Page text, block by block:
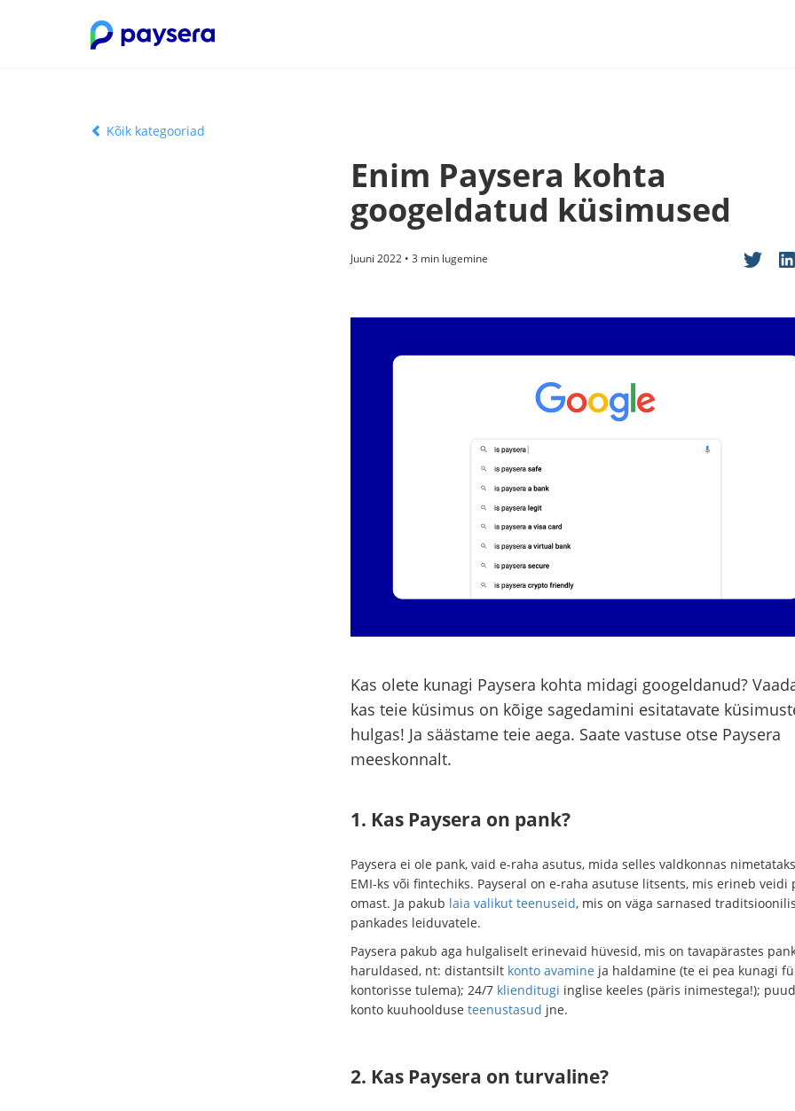
Kõik kategooriad
Enim Paysera kohta
googeldatud küsimused
Juuni 2022 • 3 min lugemine
Kas olete kunagi Paysera kohta midagi googeldanud?
kas teie küsimus on kõige sagedamini esitatavate
hulgas! Ja säästame teie aega. Saate vastuse otse Paysera
meeskonnalt.
1. Kas Paysera on pank?
Paysera ei ole pank, vaid e-raha asutus, mida selles valdkonnas
EMI-ks või fintechiks. Payseral on e-raha asutuse litsents, mis erineb veidi
omast. Ja pakub laia valikut teenuseid, mis on väga sarnased
pankades leiduvatele.
Paysera pakub aga hulgaliselt erinevaid hüvesid, mis on tavapärastes
haruldased, nt: distantsilt konto avamine ja haldamine (te ei pea kunagi
kontorisse tulema); 24/7 klienditugi inglise keeles (päris inimestega!);
konto kuuhoolduse teenustasud jne.
2. Kas Paysera on turvaline?